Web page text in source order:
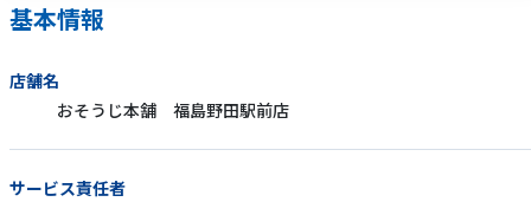
基本情報
店舗名
おそうじ本舗 福島野田駅前店
サービス責任者